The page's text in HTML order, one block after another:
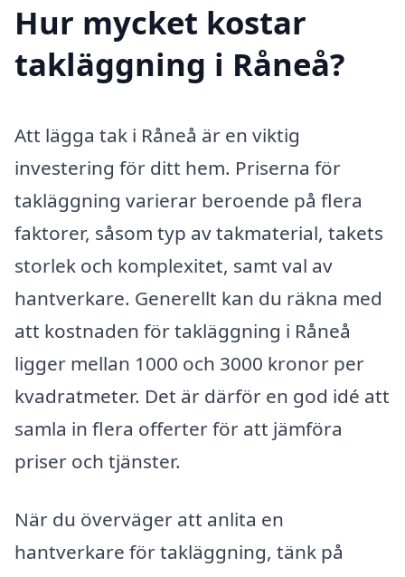
Hur mycket kostar
takläggning i Råneå?
Att lägga tak i Råneå är en viktig
investering för ditt hem. Priserna för
takläggning varierar beroende på flera
faktorer, såsom typ av takmaterial, takets
storlek och komplexitet, samt val av
hantverkare. Generellt kan du räkna med
att kostnaden för takläggning i Råneå
ligger mellan 1000 och 3000 kronor per
kvadratmeter. Det är därför en god idé att
samla in flera offerter för att jämföra
priser och tjänster.
När du överväger att anlita en
hantverkare för takläggning, tänk på